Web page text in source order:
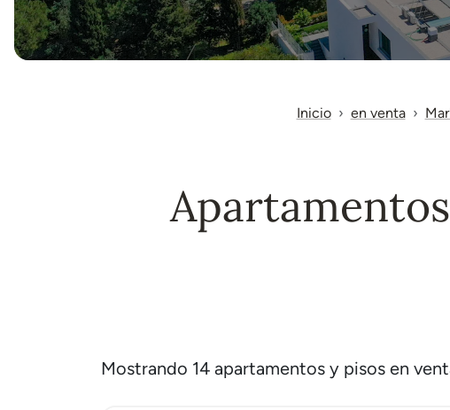
Inicio en venta
Mostrando 14 apartamentos y pisos en